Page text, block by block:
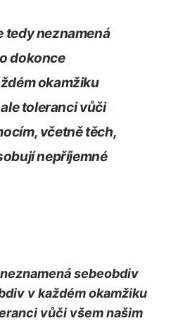
tedy neznamená
dokonce
okamžiku
toleranci vůči
včetně těch,
nepříjemné
sebeobdiv
v každém okamžiku
vůči všem našim